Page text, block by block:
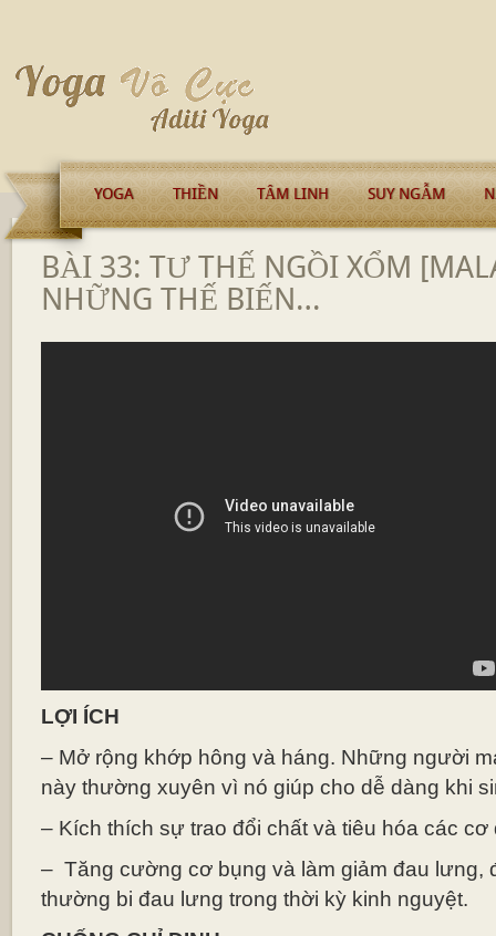
YOGA THIỀN TÂM LINH SUY NGẪM
BÀI 33: TƯ THẾ NGỒI XỔM
NHỮNG THẾ BIẾN…
LỢI ÍCH
– Mở rộng khớp hông và háng. Những người
này thường xuyên vì nó giúp cho dễ dàng khi
– Kích thích sự trao đổi chất và tiêu hóa các cơ
– Tăng cường cơ bụng và làm giảm đau lưng,
thường bi đau lưng trong thời kỳ kinh nguyệt.